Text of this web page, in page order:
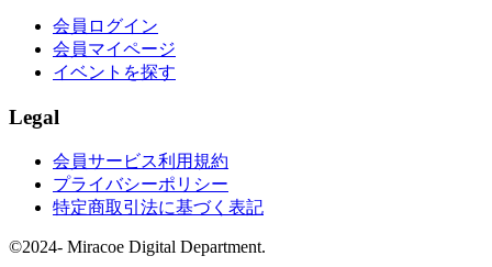
会員ログイン
会員マイページ
イベントを探す
Legal
会員サービス利用規約
プライバシーポリシー
特定商取引法に基づく表記
©2024- Miracoe Digital Department.